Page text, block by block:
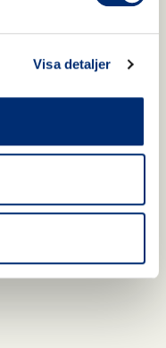
Visa detaljer